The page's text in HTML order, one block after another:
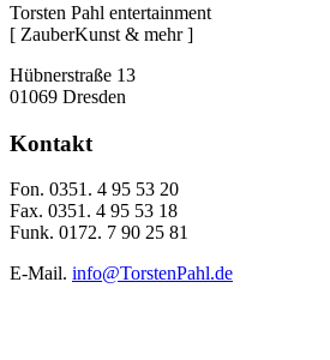
Torsten Pahl entertainment
[ ZauberKunst & mehr ]
Hübnerstraße 13
01069 Dresden
Kontakt
Fon. 0351. 4 95 53 20
Fax. 0351. 4 95 53 18
Funk. 0172. 7 90 25 81
E-Mail. info@TorstenPahl.de